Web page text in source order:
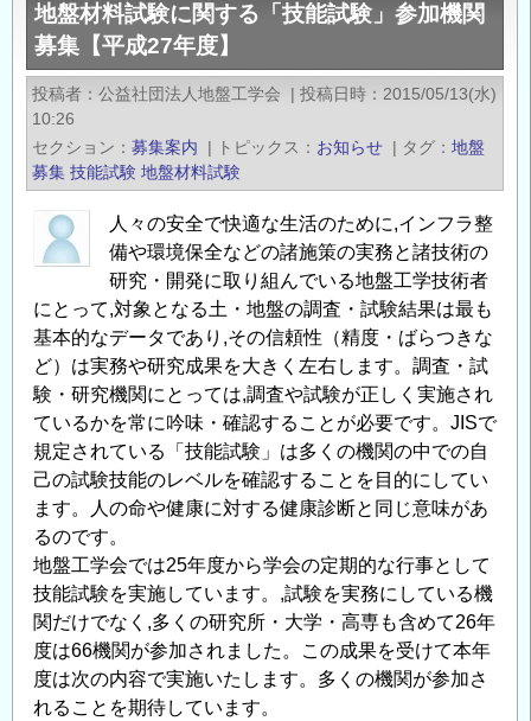
月
25
日
地
盤
材
料
試
現
状
と
今
後
を
考
え
る
ワ
ー
ク
シ
ョ
地盤材料試験に関する「技能試験」参加機関
募集【平成27年度】
投稿者 公益社団法人地盤工学会 | 投稿日時
2015/05/13(水)
10:26
セクション
募集案内 | トピックス お知らせ | タグ
地盤
募集 技能試験 地盤材料試験
人々の安全で快適な生活のために,インフラ整
備や環境保全などの諸施策の実務と諸技術の
研究・開発に取り組んでいる地盤工学技術者
にとって,対象となる土・地盤の調査・試験結果は最も
基本的なデータであり,その信頼性（精度・ばらつきな
ど）は実務や研究成果を大きく左右します。調査・試
験・研究機関にとっては,調査や試験が正しく実施され
ているかを常に吟味・確認することが必要です。JISで
規定されている「技能試験」は多くの機関の中での自
己の試験技能のレベルを確認することを目的にしてい
ます。人の命や健康に対する健康診断と同じ意味があ
るのです。
地盤工学会では25年度から学会の定期的な行事として
技能試験を実施しています。,試験を実務にしている機
関だけでなく,多くの研究所・大学・高専も含めて26年
度は66機関が参加されました。この成果を受けて本年
度は次の内容で実施いたします。多くの機関が参加さ
れることを期待しています。